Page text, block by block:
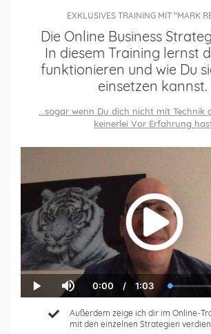
EXKLUSIVES TRAINING MIT "MARK
Die Online Business
In diesem Training lernst
funktionieren und wie Du
einsetzen kannst.
...sogar wenn Du dich nicht mit Technik
keinerlei Vor Erfahrung
Play Mute
Current
Time
0:00 / Duration
1:03 Loaded:
0.00%
Außerdem zeige ich dir im Online-
mit den einzelnen Strategien